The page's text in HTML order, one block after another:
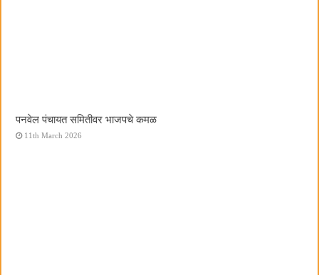
पनवेल पंचायत समितीवर भाजपचे कमळ
11th March 2026